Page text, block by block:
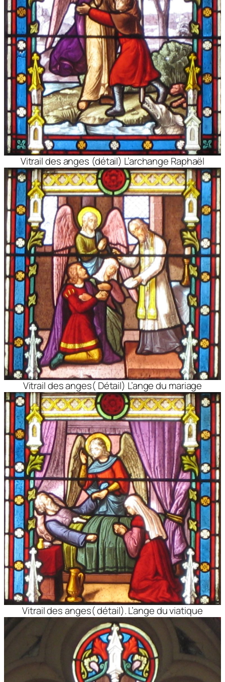
Vitrail des anges (détail) L’archange Raphaël
Vitrail des anges( Détail) L’ange du mariage
Vitrail des anges( détail). L’ange du viatique